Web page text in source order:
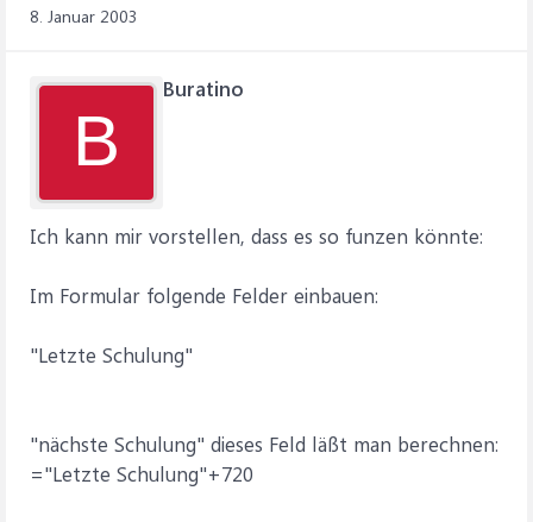
8. Januar 2003
B
Buratino
Ich kann mir vorstellen, dass es so funzen könnte:
Im Formular folgende Felder einbauen:
"Letzte Schulung"
"nächste Schulung" dieses Feld läßt man berechnen:
="Letzte Schulung"+720